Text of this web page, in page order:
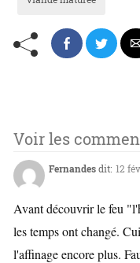
Voir les
Fernandesdit: 12
Avant découvrir le feu
les temps ont changé.
l'affinage encore plus.